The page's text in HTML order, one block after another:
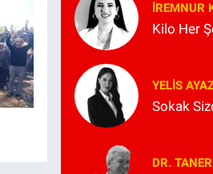
İREMNUR
Kilo Her
YELIS
Sokak
DR.